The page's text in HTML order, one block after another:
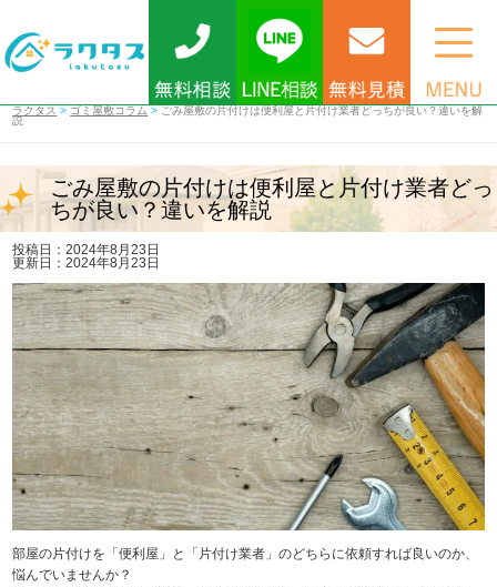
ラクタス > ゴミ屋敷コラム > ごみ屋敷の片付けは便利屋と片付け業者どっちが良い？違いを解
説
ごみ屋敷の片付けは便利屋と片付け業者どっ
ちが良い？違いを解説
投稿日：2024年8月23日
更新日：2024年8月23日
部屋の片付けを「便利屋」と「片付け業者」のどちらに依頼すれば良いのか、
悩んでいませんか？